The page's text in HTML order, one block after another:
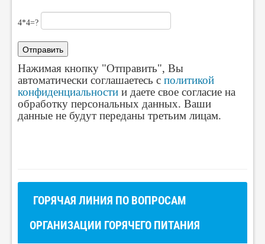
4*4=?
Нажимая кнопку "Отправить", Вы
автоматически соглашаетесь с политикой
конфиденциальности и даете свое согласие на
обработку персональных данных. Ваши
данные не будут переданы третьим лицам.
ГОРЯЧАЯ ЛИНИЯ ПО ВОПРОСАМ
ОРГАНИЗАЦИИ ГОРЯЧЕГО ПИТАНИЯ